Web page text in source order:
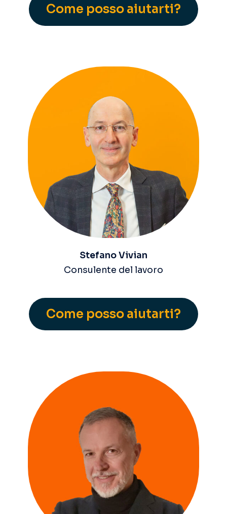
Come posso aiutarti?
Stefano Vivian
Consulente del lavoro
Come posso aiutarti?